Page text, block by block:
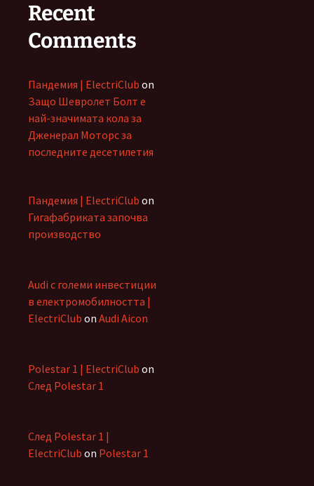
Recent
Comments
Пандемия | ElectriClub on
Защо Шевролет Болт е
най-значимата кола за
Дженерал Моторс за
последните десетилетия
Пандемия | ElectriClub on
Гигафабриката започва
производство
Audi с големи инвестиции
в електромобилността |
ElectriClub on Audi Aicon
Polestar 1 | ElectriClub on
След Polestar 1
След Polestar 1 |
ElectriClub on Polestar 1